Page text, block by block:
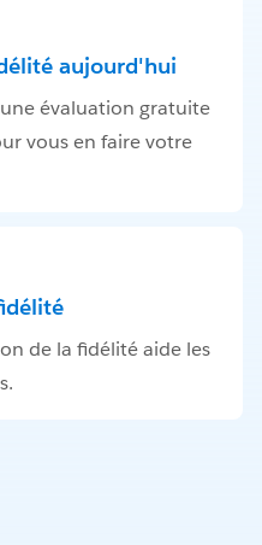
aujourd'hui
évaluation gratuite
vous en faire votre
de la fidélité aide les